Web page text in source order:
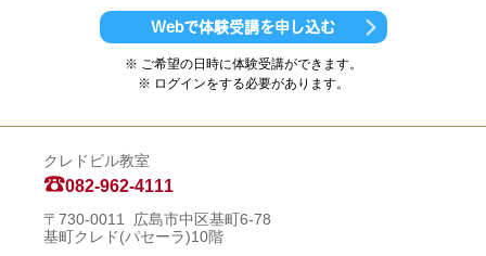
Webで体験受講を申し込む
※ ご希望の日時に体験受講ができます。
※ ログインをする必要があります。
クレドビル教室
082-962-4111
〒730-0011 広島市中区基町6-78
基町クレド(パセーラ)10階